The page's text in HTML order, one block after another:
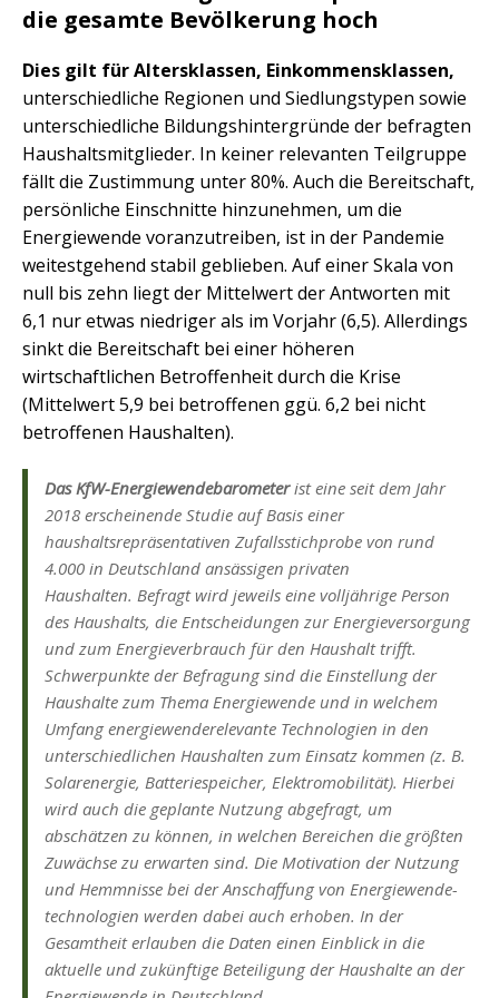
die gesamte Bevölkerung hoch
Dies gilt für Altersklassen, Einkommensklassen,
unterschiedliche Regionen und Siedlungstypen sowie
unterschiedliche Bildungshintergründe der befragten
Haushaltsmitglieder. In keiner relevanten Teilgruppe
fällt die Zustimmung unter 80%. Auch die Bereitschaft,
persönliche Einschnitte hinzunehmen, um die
Energiewende voranzutreiben, ist in der Pandemie
weitestgehend stabil geblieben. Auf einer Skala von
null bis zehn liegt der Mittelwert der Antworten mit
6,1 nur etwas niedriger als im Vorjahr (6,5). Allerdings
sinkt die Bereitschaft bei einer höheren
wirtschaftlichen Betroffenheit durch die Krise
(Mittelwert 5,9 bei betroffenen ggü. 6,2 bei nicht
betroffenen Haushalten).
Das KfW-Energiewendebarometerist eine seit dem Jahr
2018 erscheinende Studie auf Basis einer
haushaltsrepräsentativen Zufalls­stichprobe von rund
4.000 in Deutschland ansässigen privaten
Haushalten. Befragt wird jeweils eine volljährige Person
des Haushalts, die Entscheidungen zur Energieversorgung
und zum Energieverbrauch für den Haushalt trifft.
Schwerpunkte der Befragung sind die Einstellung der
Haushalte zum Thema Energiewende und in welchem
Umfang energiewende­relevante Technologien in den
unterschiedlichen Haushalten zum Einsatz kommen (z. B.
Solarenergie, Batteriespeicher, Elektromobilität). Hierbei
wird auch die geplante Nutzung abgefragt, um
abschätzen zu können, in welchen Bereichen die größten
Zuwächse zu erwarten sind. Die Motivation der Nutzung
und Hemmnisse bei der Anschaffung von Energiewende­
technologien werden dabei auch erhoben. In der
Gesamtheit erlauben die Daten einen Einblick in die
aktuelle und zukünftige Beteiligung der Haushalte an der